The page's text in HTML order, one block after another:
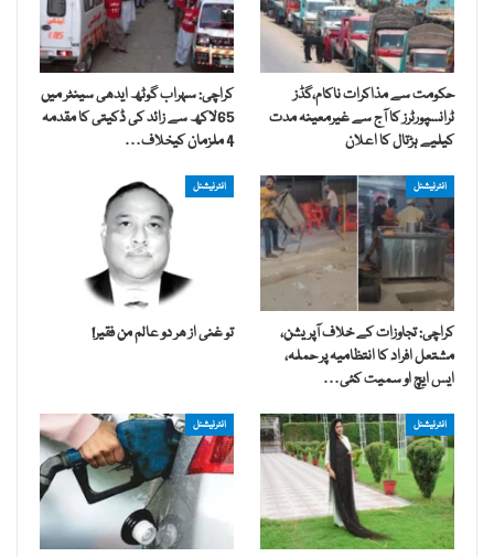
حکومت سے مذاکرات ناکام،گڈز
ٹرانسپورٹرز کا آج سے غیرمعینہ مدت
کیلیے ہڑتال کا اعلان
کراچی: سہراب گوٹھ ایدھی سینٹر میں
65لاکھ سے زائد کی ڈکیتی کا مقدمہ
4 ملزمان کیخلاف…
انٹرنیشنل
کراچی: تجاوزات کے خلاف آپریشن،
مشتعل افراد کا انتظامیہ پر حملہ،
ایس ایچ او سمیت کئی…
انٹرنیشنل
تو غنی از ھر دو عالم من فقیر!
انٹرنیشنل انٹرنیشنل